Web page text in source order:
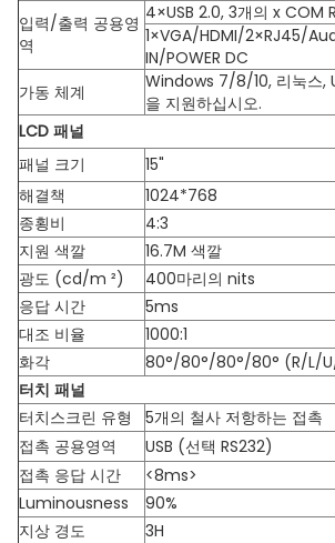
입력/출력 공용영
역
4×USB 2.0, 3개의 x COM
1×VGA/HDMI/2×RJ45/
IN/POWER DC
가동 체계
Windows 7/8/10, 리눅스,
을 지원하십시오.
LCD 패널
패널 크기
15"
해결책
1024*768
종횡비
4:3
지원 색깔
16.7M 색깔
광도 (cd/m ²)
400마리의 nits
응답 시간
5ms
대조 비율
1000:1
화각
80°/80°/80°/80° (R/L/
터치 패널
터치스크린 유형
5개의 철사 저항하는 접촉
접촉 공용영역
USB (선택 RS232)
접촉 응답 시간
<8ms>
Luminousness
90%
지상 경도
3H